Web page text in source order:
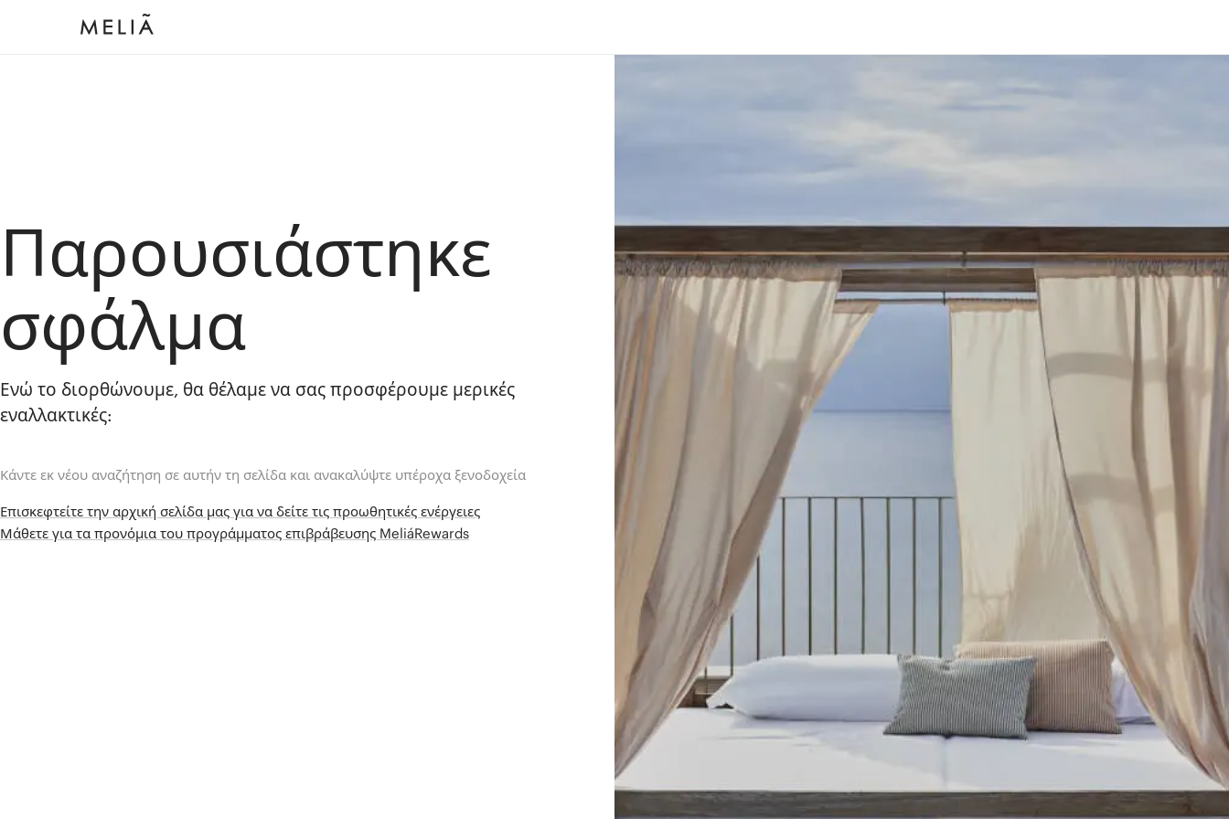
Παρουσιάστηκε
σφάλμα
Ενώ το διορθώνουμε, θα θέλαμε να σας προσφέρουμε μερικές
εναλλακτικές:
Κάντε εκ νέου αναζήτηση σε αυτήν τη σελίδα και ανακαλύψτε υπέροχα ξενοδοχεία
Επισκεφτείτε την αρχική σελίδα μας για να δείτε τις προωθητικές ενέργειες
Μάθετε για τα προνόμια του προγράμματος επιβράβευσης MeliáRewards